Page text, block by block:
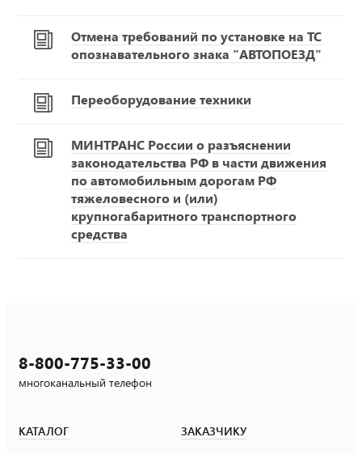
Отмена требований по установке на ТС
опознавательного знака "АВТОПОЕЗД"
Переоборудование техники
МИНТРАНС России о разъяснении
законодательства РФ в части движения
по автомобильным дорогам РФ
тяжеловесного и (или)
крупногабаритного транспортного
средства
8-800-775-33-00
многоканальный телефон
КАТАЛОГ ЗАКАЗЧИКУ